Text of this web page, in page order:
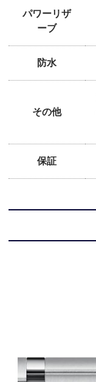
パワーリザ
ーブ
防水
その他
保証